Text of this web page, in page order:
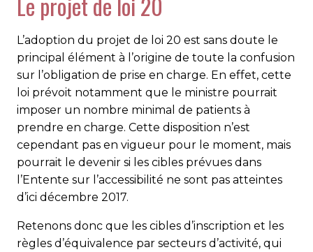
L’adoption du projet de loi 20 est sans doute le
principal élément à l’origine de toute la confusion
sur l’obligation de prise en charge. En effet, cette
loi prévoit notamment que le ministre pourrait
imposer un nombre minimal de patients à
prendre en charge. Cette disposition n’est
cependant pas en vigueur pour le moment, mais
pourrait le devenir si les cibles prévues dans
l’Entente sur l’accessibilité ne sont pas atteintes
d’ici décembre 2017.
Retenons donc que les cibles d’inscription et les
règles d’équi­valence par secteurs d’activité, qui